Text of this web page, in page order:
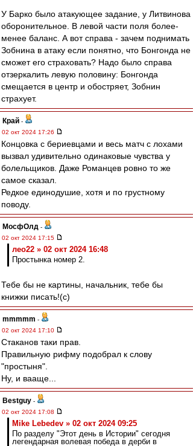
У Барко было атакующее задание, у Литвинова
оборонительное. В левой части поля более-
менее баланс. А вот справа - зачем поднимать
Зобнина в атаку если понятно, что Бонгонда не
сможет его страховать? Надо было справа
отзеркалить левую половину: Бонгонда
смещается в центр и обостряет, Зобнин
страхует.
Край -
02 окт 2024 17:26
Концовка с бериевцами и весь матч с лохами
вызвал удивительно одинаковые чувства у
болельщиков. Даже Романцев ровно то же
самое сказал.
Редкое единодушие, хотя и по грустному
поводу.
МосфОлд -
02 окт 2024 17:15
лео22 » 02 окт 2024 16:48
Простынка номер 2.
Тебе бы не картины, начальник, тебе бы
книжки писать!(с)
mmmmm -
02 окт 2024 17:10
Стаканов таки прав.
Правильную рифму подобрал к слову
"простыня".
Ну, и вааще...
Bestguy -
02 окт 2024 17:08
Mike Lebedev » 02 окт 2024 09:25
По разделу "Этот день в Истории" сегодня
легендарная волевая победа в дерби в